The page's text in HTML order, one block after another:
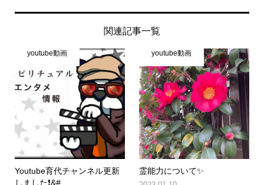
関連記事一覧
youtube動画
Youtube育代チャンネル更新
しました❗&#...
youtube動画
霊能力について✨